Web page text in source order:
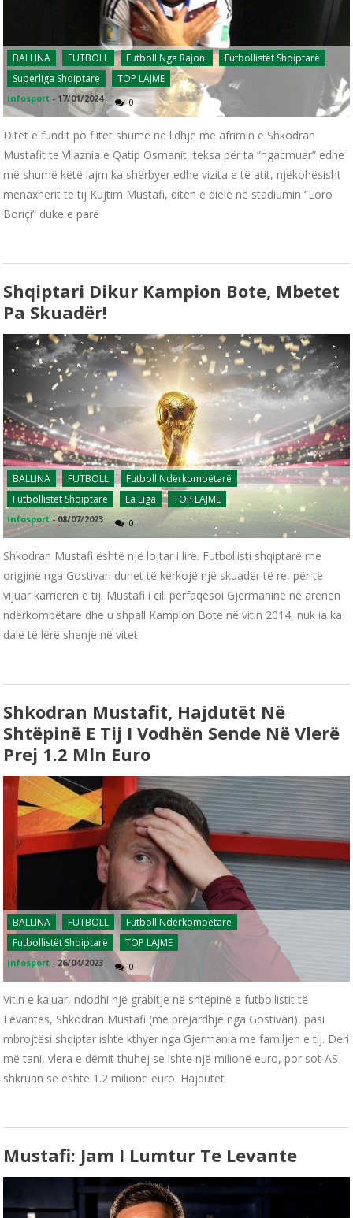
BALLINA FUTBOLL Futboll Nga Rajoni
Futbollistët Shqiptarë
Superliga Shqiptare
TOP LAJME
infosport - 17/01/2024 0
Ditët e fundit po flitet shumë në lidhje me afrimin e Shkodran
Mustafit te Vllaznia e Qatip Osmanit, teksa për ta “ngacmuar” edhe
më shumë këtë lajm ka shërbyer edhe vizita e të atit, njëkohësisht
menaxherit të tij Kujtim Mustafi, ditën e dielë në stadiumin “Loro
Boriçi” duke e parë
Shqiptari Dikur Kampion Bote, Mbetet
Pa Skuadër!
BALLINA FUTBOLL
Futboll Ndërkombëtarë
Futbollistët Shqiptarë
La Liga TOP LAJME
infosport -08/07/2023 0
Shkodran Mustafi është një lojtar i lirë. Futbollisti shqiptarë me
origjinë nga Gostivari duhet të kërkojë një skuadër të re, për të
vijuar karrierën e tij. Mustafi i cili përfaqësoi Gjermaninë në arenën
ndërkombëtare dhe u shpall Kampion Bote në vitin 2014, nuk ia ka
dalë të lërë shenjë në vitet
Shkodran Mustafit, Hajdutët Në
Shtëpinë E Tij I Vodhën Sende Në Vlerë
Prej 1.2 Mln Euro
BALLINA FUTBOLL
Futboll Ndërkombëtarë
Futbollistët Shqiptarë
TOP LAJME
infosport - 26/04/2023 0
Vitin e kaluar, ndodhi një grabitje në shtëpinë e futbollistit të
Levantes, Shkodran Mustafi (me prejardhje nga Gostivari), pasi
mbrojtësi shqiptar ishte kthyer nga Gjermania me familjen e tij. Deri
më tani, vlera e dëmit thuhej se ishte një milionë euro, por sot AS
shkruan se është 1.2 milionë euro. Hajdutët
Mustafi: Jam I Lumtur Te Levante